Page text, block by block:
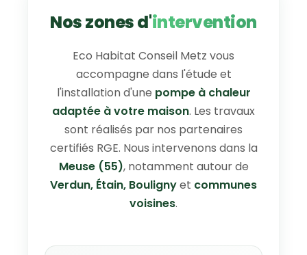
Nos zones d'intervention
Eco Habitat Conseil Metz vous
accompagne dans l'étude et
l'installation d'une pompe à chaleur
adaptée à votre maison. Les travaux
sont réalisés par nos partenaires
certifiés RGE. Nous intervenons dans la
Meuse (55), notamment autour de
Verdun, Étain, Boulignyet communes
voisines.